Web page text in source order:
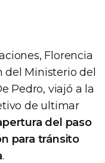
Florencia
del Ministerio del
Pedro, viajó a la
de ultimar
del paso
para tránsito
.